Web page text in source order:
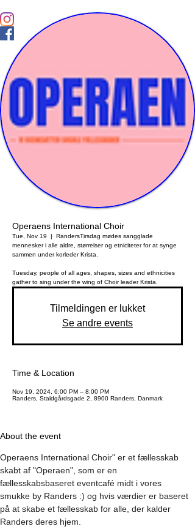
Operaens International Choir
Tue, Nov 19
  |
RandersTirsdag mødes sangglade
mennesker i alle aldre, størrelser og etniciteter for at synge
sammen under korleder Krista.
Tuesday, people of all ages, shapes, sizes and ethnicities
gather to sing under the wing of Choir leader Krista.
Tilmeldingen er lukket
Se andre events
Time & Location
Nov 19, 2024, 6:00 PM – 8:00 PM
Randers, Staldgårdsgade 2, 8900 Randers, Danmark
About the event
Operaens International Choir" er et fællesskab
skabt af "Operaen", som er en
fællesskabsbaseret eventcafé midt i vores
smukke by Randers :) og hvis værdier er baseret
på at skabe et fællesskab for alle, der kalder
Randers deres hjem.